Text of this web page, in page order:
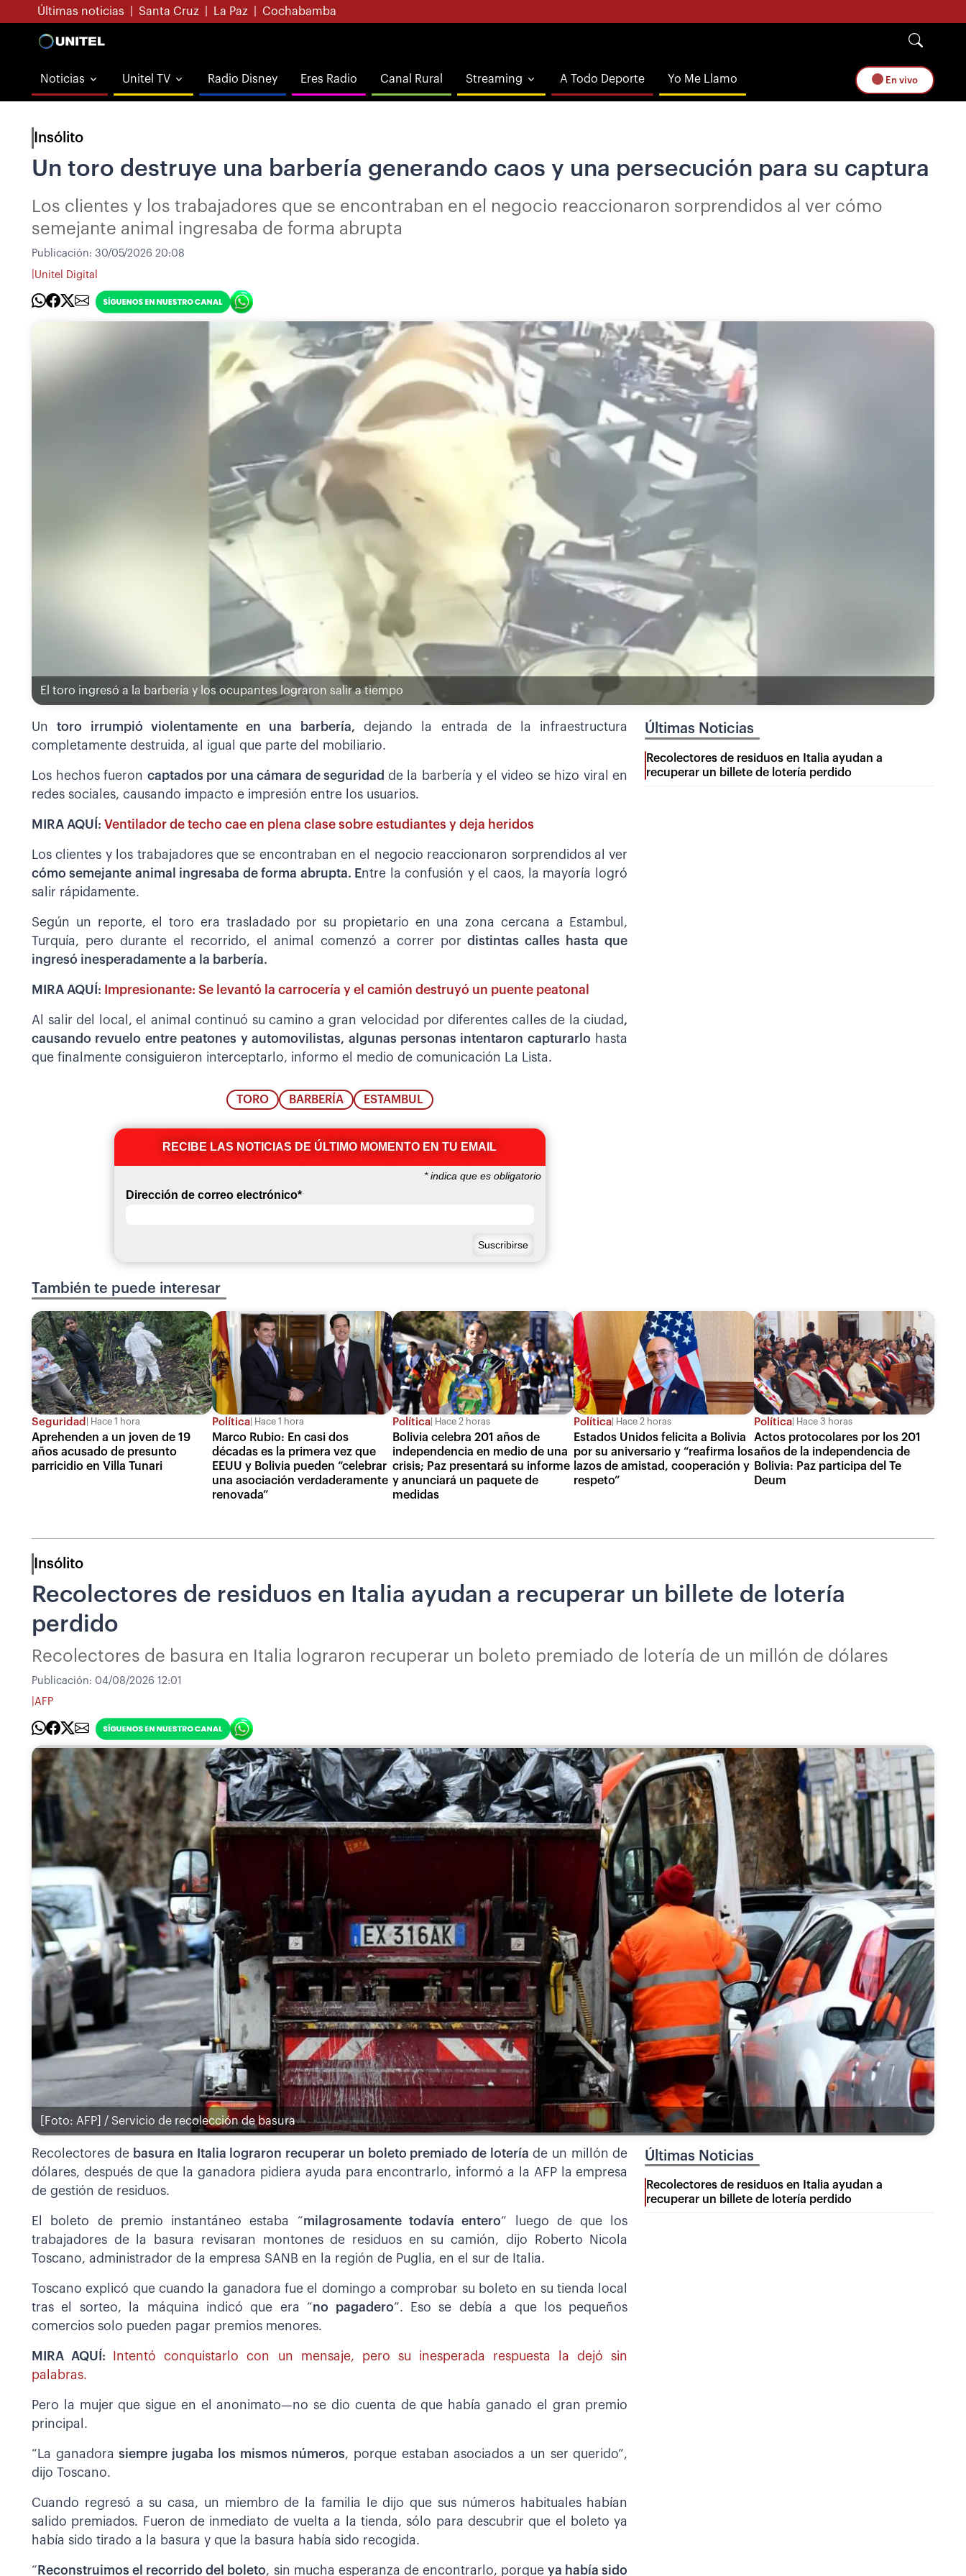
Últimas noticias Santa Cruz La Paz Cochabamba
Noticias Unitel TV Radio Disney Eres Radio Canal Rural Streaming A Todo Deporte Yo Me Llamo En vivo
Insólito
Un toro destruye una barbería generando caos y una persecución para su captura
Los clientes y los trabajadores que se encontraban en el negocio reaccionaron sorprendidos al ver cómo
semejante animal ingresaba de forma abrupta
Publicación: 30/05/2026 20:08
Unitel Digital
El toro ingresó a la barbería y los ocupantes lograron salir a tiempo
Untoro irrumpió violentamente en una barbería, dejando la entrada de la infraestructura
completamente destruida, al igual que parte del mobiliario.
Los hechos fueron captados por una cámara de seguridad de la barbería y el video se hizo viral en
redes sociales, causando impacto e impresión entre los usuarios.
MIRA AQUÍ: Ventilador de techo cae en plena clase sobre estudiantes y deja heridos
Los clientes y los trabajadores que se encontraban en el negocio reaccionaron sorprendidos al ver
cómo semejante animal ingresaba de forma abrupta. Entre la confusión y el caos, la mayoría logró
salir rápidamente.
Según un reporte, el toro era trasladado por su propietario en una zona cercana a Estambul,
Turquía, pero durante el recorrido, el animal comenzó a correr por distintas calles hasta que
ingresó inesperadamente a la barbería.
MIRA AQUÍ: Impresionante: Se levantó la carrocería y el camión destruyó un puente peatonal
Al salir del local, el animal continuó su camino a gran velocidad por diferentes calles de la ciudad ,
causando revuelo entre peatones y automovilistas, algunas personas intentaron capturarlo hasta
que finalmente consiguieron interceptarlo, informo el medio de comunicación La Lista.
TORO BARBERÍA ESTAMBUL
RECIBE LAS NOTICIAS DE ÚLTIMO MOMENTO EN TU EMAIL
*indica que es obligatorio
Dirección de correo electrónico*
Últimas Noticias
Recolectores de residuos en Italia ayudan a
recuperar un billete de lotería perdido
También te puede interesar
Seguridad Hace 1 hora
Aprehenden a un joven de 19
años acusado de presunto
parricidio en Villa Tunari
Política Hace 1 hora
Marco Rubio: En casi dos
décadas es la primera vez que
EEUU y Bolivia pueden “celebrar
una asociación verdaderamente
renovada”
Política Hace 2 horas
Bolivia celebra 201 años de
independencia en medio de una
crisis; Paz presentará su informe
y anunciará un paquete de
medidas
Política Hace 2 horas
Estados Unidos felicita a Bolivia
por su aniversario y “reafirma los
lazos de amistad, cooperación y
respeto”
Política Hace 3 horas
Actos protocolares por los 201
años de la independencia de
Bolivia: Paz participa del Te
Deum
Insólito
Recolectores de residuos en Italia ayudan a recuperar un billete de lotería
perdido
Recolectores de basura en Italia lograron recuperar un boleto premiado de lotería de un millón de dólares
Publicación: 04/08/2026 12:01
AFP
[Foto: AFP] / Servicio de recolección de basura
Recolectores de basura en Italia lograron recuperar un boleto premiado de lotería de un millón de
dólares, después de que la ganadora pidiera ayuda para encontrarlo, informó a la AFP la empresa
de gestión de residuos.
El boleto de premio instantáneo estaba “milagrosamente todavía entero” luego de que los
trabajadores de la basura revisaran montones de residuos en su camión, dijo Roberto Nicola
Toscano, administrador de la empresa SANB en la región de Puglia, en el sur de Italia.
Toscano explicó que cuando la ganadora fue el domingo a comprobar su boleto en su tienda local
tras el sorteo, la máquina indicó que era “no pagadero”. Eso se debía a que los pequeños
comercios solo pueden pagar premios menores.
MIRA AQUÍ:
Intentó conquistarlo con un mensaje, pero su inesperada respuesta la dejó sin
palabras.
Pero la mujer que sigue en el anonimato—no se dio cuenta de que había ganado el gran premio
principal.
“La ganadorasiempre jugaba los mismos números, porque estaban asociados a un ser querido”,
dijo Toscano.
Cuando regresó a su casa, un miembro de la familia le dijo que sus números habituales habían
salido premiados. Fueron de inmediato de vuelta a la tienda, sólo para descubrir que el boleto ya
había sido tirado a la basura y que la basura había sido recogida.
“ Reconstruimos el recorrido del boleto, sin mucha esperanza de encontrarlo, porqueya había sido
Últimas Noticias
Recolectores de residuos en Italia ayudan a
recuperar un billete de lotería perdido